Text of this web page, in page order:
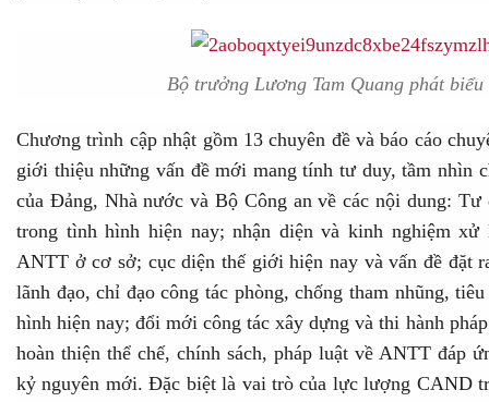
Bộ trưởng Lương Tam Quang phát
Chương trình cập nhật gồm 13 chuyên đề và báo cáo
giới thiệu những vấn đề mới mang tính tư duy, tầm nhìn
của Đảng, Nhà nước và Bộ Công an về các nội dung:
trong tình hình hiện nay; nhận diện và kinh nghiệm xử
ANTT ở cơ sở; cục diện thế giới hiện nay và vấn đề đặt
lãnh đạo, chỉ đạo công tác phòng, chống tham nhũng,
hình hiện nay; đổi mới công tác xây dựng và thi hành
hoàn thiện thể chế, chính sách, pháp luật về ANTT đáp
kỷ nguyên mới. Đặc biệt là vai trò của lực lượng CAND